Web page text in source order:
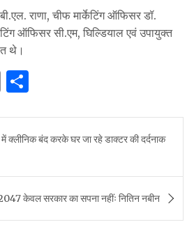
राणा, चीफ मार्केटिंग ऑफिसर डॉ.
ऑफिसर सी.एम, घिल्डियाल एवं उपायुक्त
थे।
E
ai
l
ar
e
क्लीनिक बंद करके घर जा रहे डाक्टर की दर्दनाक
केवल सरकार का सपना नहींः नितिन नबीन